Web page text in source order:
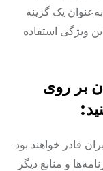
یک گزینه
ویژگی استفاده
بر روی
قادر خواهند بود
و منابع دیگر